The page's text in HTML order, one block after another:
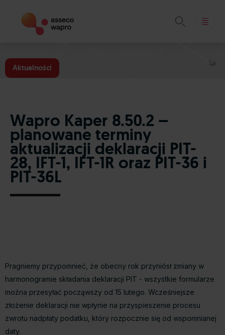

Aktualności
Wapro Kaper 8.50.2 –
planowane terminy
aktualizacji deklaracji PIT-
28, IFT-1, IFT-1R oraz PIT-36 i
PIT-36L
Pragniemy przypomnieć, że obecny rok przyniósł zmiany w
harmonogramie składania deklaracji PIT - wszystkie formularze
można przesyłać począwszy od 15 lutego. Wcześniejsze
złożenie deklaracji nie wpłynie na przyspieszenie procesu
zwrotu nadpłaty podatku, który rozpocznie się od wspomnianej
daty.